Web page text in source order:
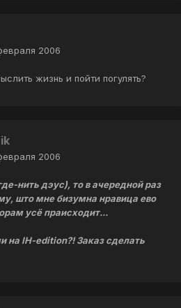
2006
жизнь и пойти погулять?
2006
нить дэус), то в ачередной раз
што мне бизумна нравица ево
усё праисходит...
на IH-edition?! Заказ сделать